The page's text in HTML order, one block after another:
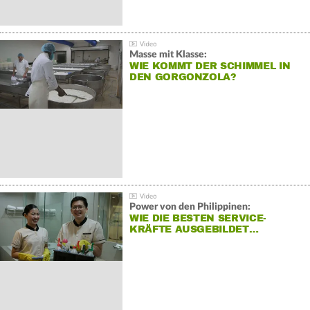
Masse mit Klasse:
WIE KOMMT DER SCHIMMEL IN
DEN GORGONZOLA?
Power von den Philippinen:
WIE DIE BESTEN SERVICE-
KRÄFTE AUSGEBILDET…